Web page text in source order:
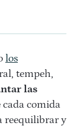
los
tempeh,
las
cada comida
reequilibrar y